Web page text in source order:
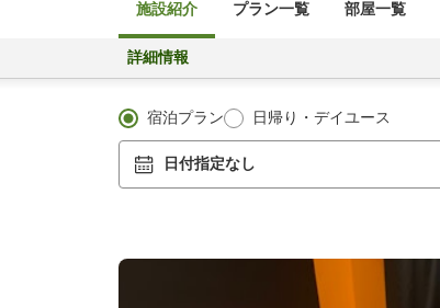
施設紹介 プラン一覧 部屋一覧
詳細情報
宿泊プラン 日帰り・デイユース
日付指定なし